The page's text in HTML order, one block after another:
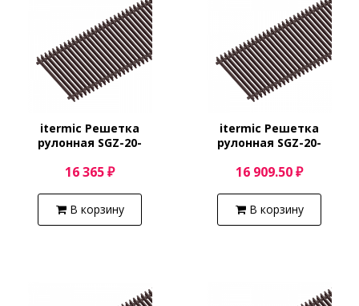
itermic Решетка
рулонная SGZ-20-
16 365 ₽
В корзину
itermic Решетка
рулонная SGZ-20-
16 909.50 ₽
В корзину